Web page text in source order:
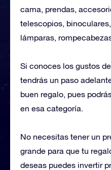
cama, prendas,
telescopios,
lámparas,
Si conoces los gustos
tendrás un paso
buen regalo, pues
en esa categoría.
No necesitas tener un
grande para que tu
deseas puedes invertir